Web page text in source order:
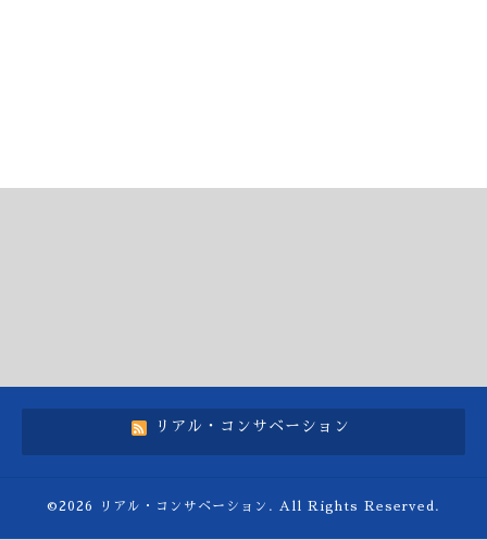
リアル・コンサベーション
©2026 リアル・コンサベーション . All Rights Reserved.